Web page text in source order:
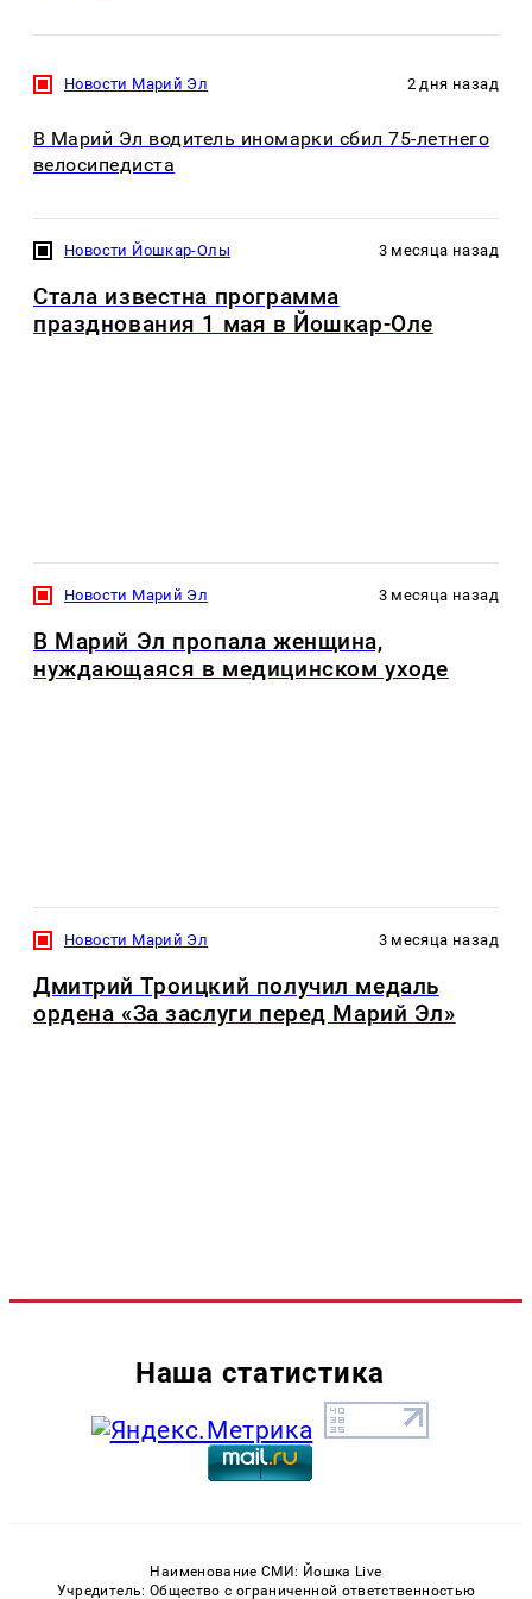
Новости Марий Эл 2 дня назад
В Марий Эл водитель иномарки сбил 75-летнего
велосипедиста
Новости Йошкар-Олы 3 месяца назад
Стала известна программа
празднования 1 мая в Йошкар-Оле
Новости Марий Эл 3 месяца назад
В Марий Эл пропала женщина,
нуждающаяся в медицинском уходе
Новости Марий Эл 3 месяца назад
Дмитрий Троицкий получил медаль
ордена «За заслуги перед Марий Эл»
Наша статистика
Наименование СМИ: Йошка Live
Учредитель: Общество с ограниченной ответственностью